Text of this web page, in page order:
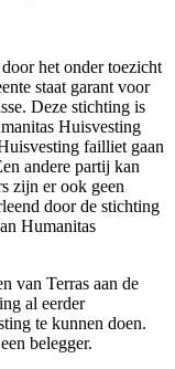
het onder toezicht
staat garant voor
Deze stichting is
Huisvesting
failliet gaan
andere partij kan
zijn er ook geen
door de stichting
Humanitas
van Terras aan de
al eerder
te kunnen doen.
belegger.